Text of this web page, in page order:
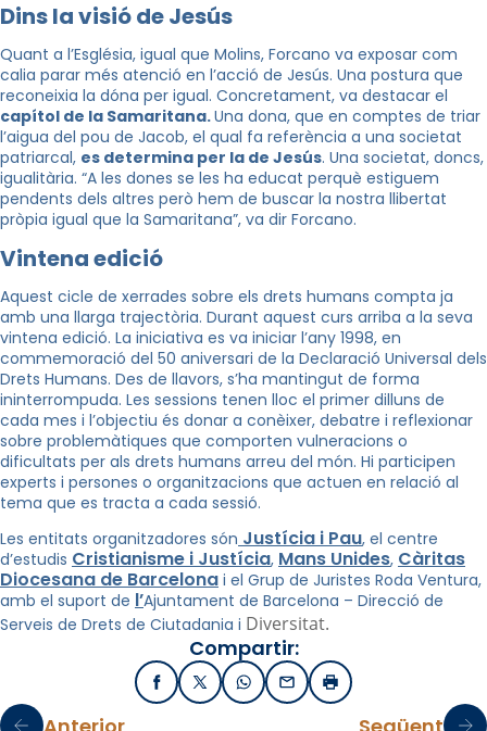
Dins la visió de Jesús
Quant a l’Església, igual que Molins, Forcano va exposar com
calia parar més atenció en l’acció de Jesús. Una postura que
reconeixia la dóna per igual. Concretament, va destacar el
capítol de la Samaritana.Una dona, que en comptes de triar
l’aigua del pou de Jacob, el qual fa referència a una societat
patriarcal, es determina per la de Jesús. Una societat, doncs,
igualitària. “A les dones se les ha educat perquè estiguem
pendents dels altres però hem de buscar la nostra llibertat
pròpia igual que la Samaritana”, va dir Forcano.
Vintena edició
Aquest cicle de xerrades sobre els drets humans compta ja
amb una llarga trajectòria. Durant aquest curs arriba a la seva
vintena edició. La iniciativa es va iniciar l’any 1998, en
commemoració del 50 aniversari de la Declaració Universal dels
Drets Humans. Des de llavors, s’ha mantingut de forma
ininterrompuda. Les sessions tenen lloc el primer dilluns de
cada mes i l’objectiu és donar a conèixer, debatre i reflexionar
sobre problemàtiques que comporten vulneracions o
dificultats per als drets humans arreu del món. Hi participen
experts i persones o organitzacions que actuen en relació al
tema que es tracta a cada sessió.
Les entitats organitzadores són Justícia i Pau, el centre
d’estudis Cristianisme i Justícia, Mans Unides, Càritas
Diocesana de Barcelona i el Grup de Juristes Roda Ventura,
amb el suport de l’Ajuntament de Barcelona – Direcció de
Serveis de Drets de Ciutadania i Diversitat.
Compartir:
FacebookX / TwitterWhatsApp
EmailImprimir